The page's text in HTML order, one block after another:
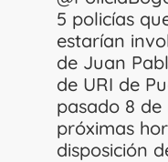
5 policías
estarían
de Juan
de URI de
pasado 8 de
próximas
disposición